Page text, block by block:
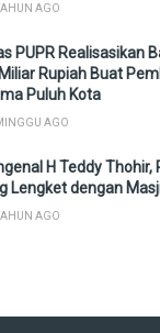
AGO
PUPR Realisasikan
Rupiah Buat
Puluh Kota
AGO
H Teddy Thohir,
Lengket dengan
AGO